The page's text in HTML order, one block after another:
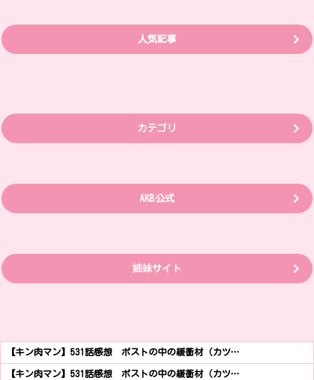
人気記事
カテゴリ
AKB公式
姉妹サイト
【キン肉マン】531話感想 ポストの中の緩衝材（カツ…
【キン肉マン】531話感想 ポストの中の緩衝材（カツ…